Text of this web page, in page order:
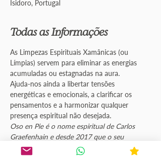
Isidoro, Portugal
Todas as Informações
As Limpezas Espirituais Xamânicas (ou
Límpias) servem para eliminar as energias
acumuladas ou estagnadas na aura.
Ajuda-nos ainda a libertar tensões
energéticas e emocionais, a clarificar os
pensamentos e a harmonizar qualquer
presença espiritual não desejada.
Oso en Pie é o nome espiritual de Carlos
Graefenhain e desde 2017 que o seu
trabalho de cura com as medicinas é